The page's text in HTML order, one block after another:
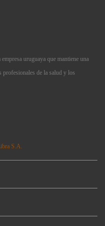
uruguaya que mantiene una
de la salud y los
S.A.